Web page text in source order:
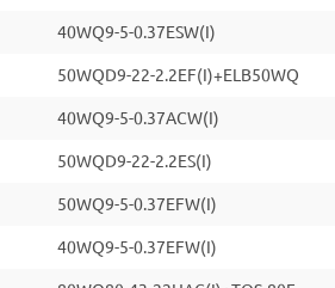
40WQ9-5-0.37ESW(I)
50WQD9-22-2.2EF(I)+ELB50WQ
40WQ9-5-0.37ACW(I)
50WQD9-22-2.2ES(I)
50WQ9-5-0.37EFW(I)
40WQ9-5-0.37EFW(I)